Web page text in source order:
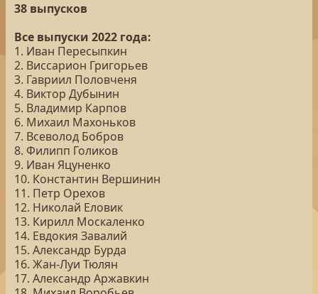
38 выпусков
Все выпуски 2022 года:
1. Иван Пересыпкин
2. Виссарион Григорьев
3. Гавриил Половченя
4. Виктор Дубынин
5. Владимир Карпов
6. Михаил Махоньков
7. Всеволод Бобров
8. Филипп Голиков
9. Иван Яцуненко
10. Константин Вершинин
11. Петр Орехов
12. Николай Еловик
13. Кирилл Москаленко
14. Евдокия Завалий
15. Александр Бурда
16. Жан-Луи Тюлян
17. Александр Аржавкин